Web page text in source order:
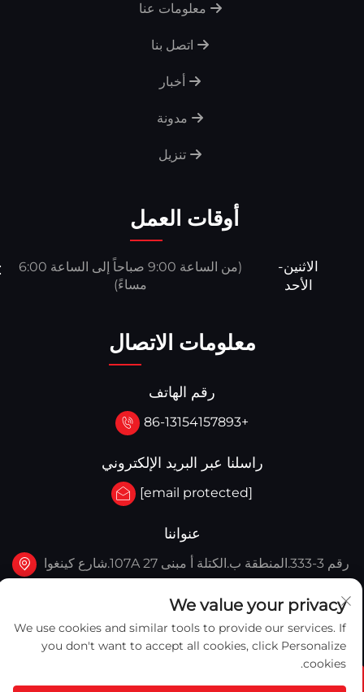
معلومات عنا
اتصل بنا
أخبار
مدونة
تنزيل
أوقات العمل
الاثنين-
الأحد
(من الساعة 9:00 صباحاً إلى الساعة 6:00
مساءً)
معلومات الاتصال
رقم الهاتف
+86-13154157893
راسلنا عبر البريد الإلكتروني
[email protected]
عنواننا
رقم 3-333.المنطقة ب.الكتلة أ مبنى 27 107A.شارع كينغوا
We value your privacy
We use cookies and similar tools to provide our services. If
you don't want to accept all cookies, click Personalize
cookies.